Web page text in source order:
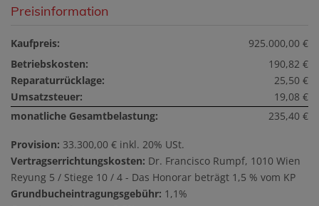
Preisinformation
Kaufpreis:
925.000,00 €
Betriebskosten:
190,82 €
Reparaturrücklage:
25,50 €
Umsatzsteuer:
19,08 €
monatliche Gesamtbelastung:
235,40 €
Provision: 33.300,00 € inkl. 20% USt.
Vertragserrichtungskosten: Dr. Francisco Rumpf, 1010 Wien
Reyung 5 / Stiege 10 / 4 - Das Honorar beträgt 1,5 % vom KP
Grundbucheintragungsgebühr: 1,1%